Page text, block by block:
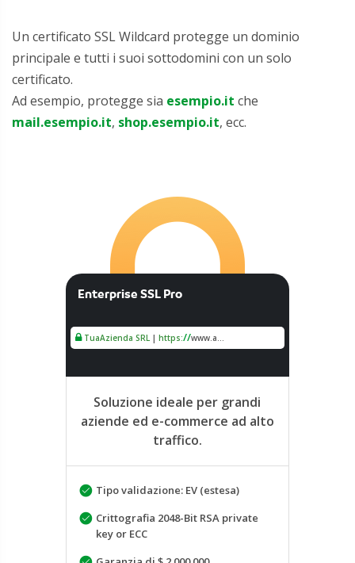
Un certificato SSL Wildcard protegge un dominio
principale e tutti i suoi sottodomini con un solo
certificato.
Ad esempio, protegge sia esempio.it che
mail.esempio.it, shop.esempio.it, ecc.
Enterprise SSL Pro
TuaAzienda SRL | https://www.a...
Soluzione ideale per grandi
aziende ed e-commerce ad alto
traffico.
Tipo validazione: EV (estesa)
Crittografia 2048-Bit RSA private
key or ECC